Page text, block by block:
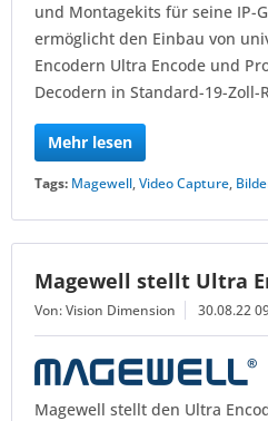
und Montagekits für seine IP-
ermöglicht den Einbau von
Encodern Ultra Encode und
Decodern in Standard-19-Zoll-
Mehr lesen
Tags: Magewell,Video Capture,
Magewell stellt Ultra
Von: Vision Dimension 30.08.22
Magewell stellt den Ultra